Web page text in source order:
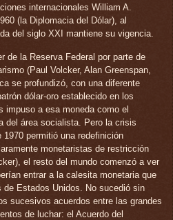
internacionales William A.
(la Diplomacia del Dólar), al
del siglo XXI mantiene su vigencia.
de la Reserva Federal por parte de
(Paul Volcker, Alan Greenspan,
se profundizó, con una diferente
dólar-oro establecido en los
impuso a esa moneda como el
del área socialista. Pero la crisis
permitió una redefinición
monetaristas de restricción
el resto del mundo comenzó a ver
entrar a la calesita monetaria que
de Estados Unidos. No sucedió sin
sucesivos acuerdos entre las grandes
de luchar: el Acuerdo del